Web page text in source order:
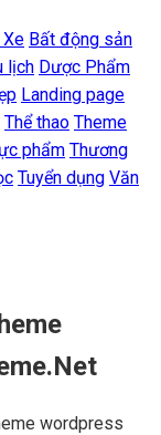
Xe Bất động sản
lịch Dược Phẩm
Landing page
Thể thao Theme
phẩm Thương
Tuyển dụng Văn
wordpress